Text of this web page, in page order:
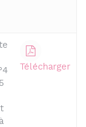
Télécharger